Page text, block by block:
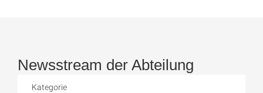
Newsstream der Abteilung
Kategorie